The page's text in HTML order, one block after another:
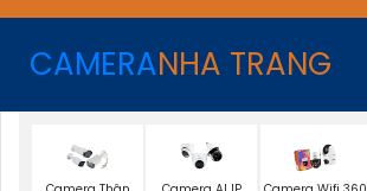
CAMERANHA TRANG